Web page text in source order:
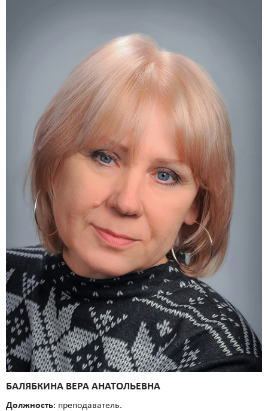
БАЛЯБКИНА ВЕРА АНАТОЛЬЕВНА
Должность: преподаватель.